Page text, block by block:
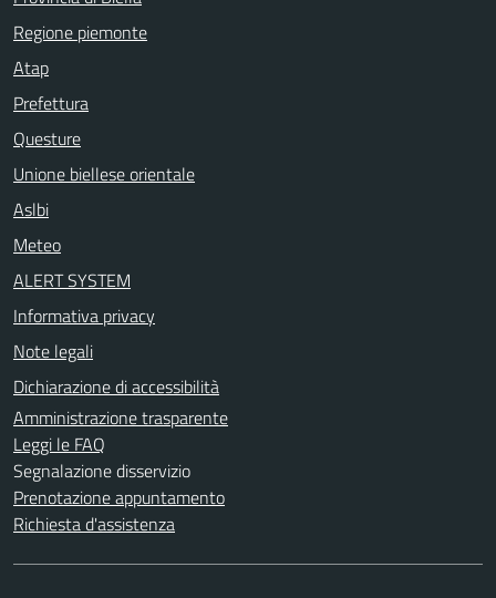
Regione piemonte
Atap
Prefettura
Questure
Unione biellese orientale
Aslbi
Meteo
ALERT SYSTEM
Informativa privacy
Note legali
Dichiarazione di accessibilità
Amministrazione trasparente
Leggi le FAQ
Segnalazione disservizio
Prenotazione appuntamento
Richiesta d'assistenza